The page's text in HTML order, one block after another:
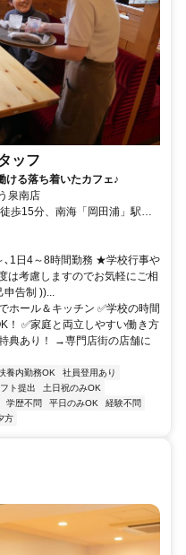
ッフ
る落ち着いたカフェ♪
泉南店
歩15分、南海「岡田浦」駅か
1日4～8時間勤務 ★学校行事や
は考慮しますのでお気軽にご相
申告制 ))...
ホール＆キッチン ✅学校の時間
！ ✅家庭と両立しやすい働き方
典あり！ →専門店街の店舗に
養内勤務OK
社員登用あり
ト提出
土日祝のみOK
学歴不問 平日のみOK
経験不問
方